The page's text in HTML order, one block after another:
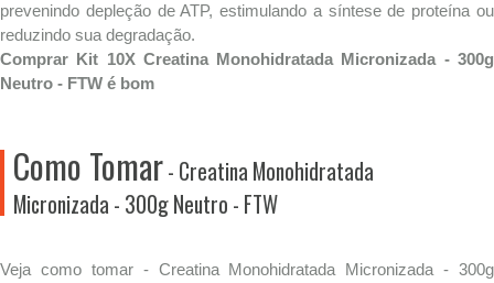
prevenindo depleção de ATP, estimulando a síntese de proteína ou
reduzindo sua degradação.
Comprar Kit 10X Creatina Monohidratada Micronizada - 300g
Neutro - FTW é bom
Como Tomar- Creatina Monohidratada
Micronizada - 300g Neutro - FTW
Veja como tomar - Creatina Monohidratada Micronizada - 300g